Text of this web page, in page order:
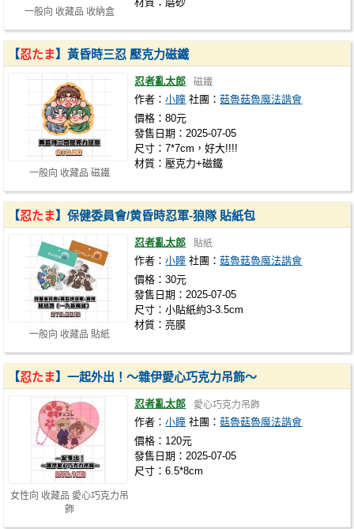
一般向 收藏品 收納盒
一般向 收藏品 磁鐵
【忍たま】黃昏時三忍 壓克力磁鐵
忍者亂太郎 磁鐵
作者：小瞳 社團：菇魯菇魯魔法諧會
價格：80元
發售日期：2025-07-05
尺寸：7*7cm，好大!!!!
材質：壓克力+磁鐵
一般向 收藏品 貼紙
【忍たま】保健委員會/黄昏時忍軍-狼隊 貼紙包
忍者亂太郎 貼紙
作者：小瞳 社團：菇魯菇魯魔法諧會
價格：30元
發售日期：2025-07-05
尺寸：小貼紙約3-3.5cm
材質：亮膜
女性向 收藏品 愛心巧克力吊
飾
【忍たま】一起外出！～雜伊愛心巧克力吊飾～
忍者亂太郎 愛心巧克力吊飾
作者：小瞳 社團：菇魯菇魯魔法諧會
價格：120元
發售日期：2025-07-05
尺寸：6.5*8cm